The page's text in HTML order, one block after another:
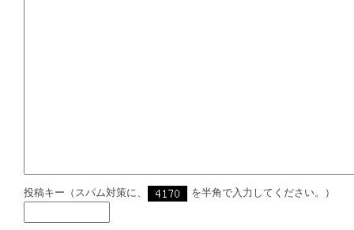
投稿キー（スパム対策に、 を半角で入力してください。）